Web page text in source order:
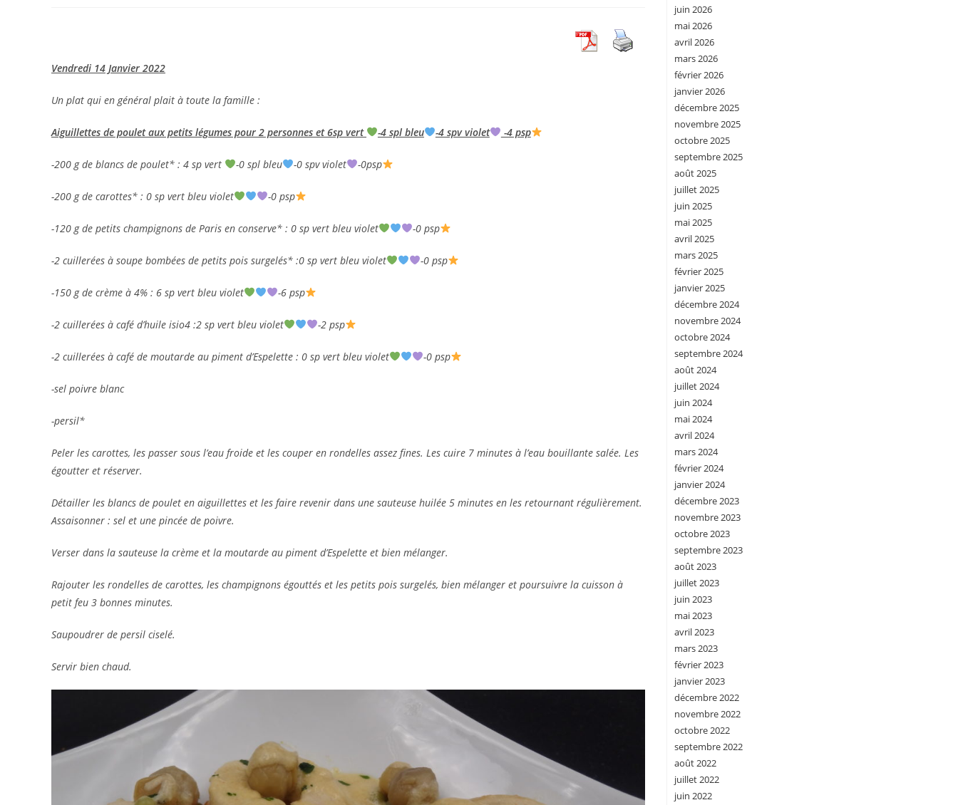
Vendredi 14 Janvier 2022
Un plat qui en général plait à toute la famille :
Aiguillettes de poulet aux petits légumes pour 2 personnes et 6sp vert -4 spl bleu -4 spv violet -4 psp
-200 g de blancs de poulet* : 4 sp vert -0 spl bleu -0 spv violet -0psp
-200 g de carottes* : 0 sp vert bleu violet -0 psp
-120 g de petits champignons de Paris en conserve* : 0 sp vert bleu violet -0 psp
-2 cuillerées à soupe bombées de petits pois surgelés* :0 sp vert bleu violet -0 psp
-150 g de crème à 4% : 6 sp vert bleu violet -6 psp
-2 cuillerées à café d’huile isio4 :2 sp vert bleu violet -2 psp
-2 cuillerées à café de moutarde au piment d’Espelette : 0 sp vert bleu violet -0 psp
-sel poivre blanc
-persil*
Peler les carottes, les passer sous l’eau froide et les couper en rondelles assez fines. Les cuire 7 minutes à l’eau bouillante salée. Les
égoutter et réserver.
Détailler les blancs de poulet en aiguillettes et les faire revenir dans une sauteuse huilée 5 minutes en les retournant régulièrement.
Assaisonner : sel et une pincée de poivre.
Verser dans la sauteuse la crème et la moutarde au piment d’Espelette et bien mélanger.
Rajouter les rondelles de carottes, les champignons égouttés et les petits pois surgelés, bien mélanger et poursuivre la cuisson à
petit feu 3 bonnes minutes.
Saupoudrer de persil ciselé.
Servir bien chaud.
juin 2026
mai 2026
avril 2026
mars 2026
février 2026
janvier 2026
décembre 2025
novembre 2025
octobre 2025
septembre 2025
août 2025
juillet 2025
juin 2025
mai 2025
avril 2025
mars 2025
février 2025
janvier 2025
décembre 2024
novembre 2024
octobre 2024
septembre 2024
août 2024
juillet 2024
juin 2024
mai 2024
avril 2024
mars 2024
février 2024
janvier 2024
décembre 2023
novembre 2023
octobre 2023
septembre 2023
août 2023
juillet 2023
juin 2023
mai 2023
avril 2023
mars 2023
février 2023
janvier 2023
décembre 2022
novembre 2022
octobre 2022
septembre 2022
août 2022
juillet 2022
juin 2022